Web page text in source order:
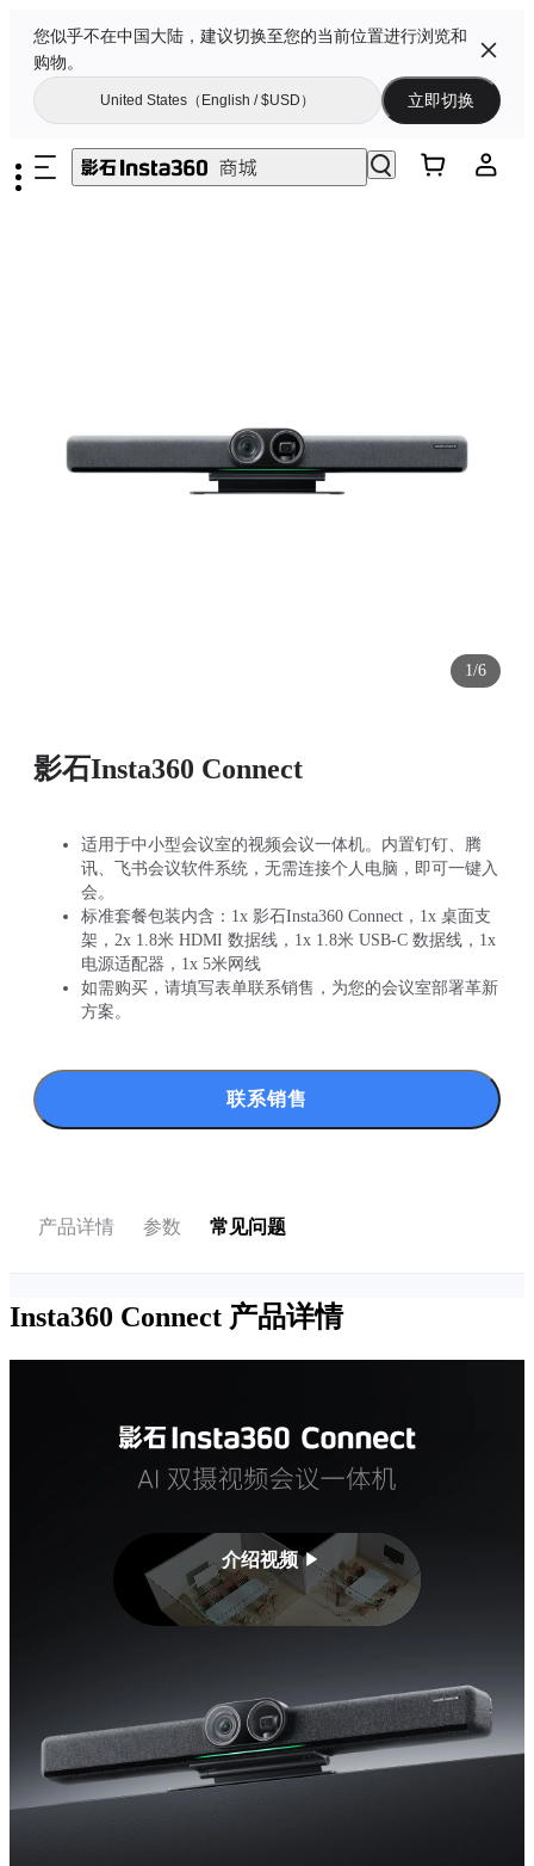
您似乎不在中国大陆，建议切换至您的当前位置进行浏览和
购物。
United States（English / $USD） 立即切换
1/6
影石Insta360 Connect
适用于中小型会议室的视频会议一体机。内置钉钉、腾
讯、飞书会议软件系统，无需连接个人电脑，即可一键入
会。
标准套餐包装内含：1x 影石Insta360 Connect，1x 桌面支
架，2x 1.8米 HDMI 数据线，1x 1.8米 USB-C 数据线，1x
电源适配器，1x 5米网线
如需购买，请填写表单联系销售，为您的会议室部署革新
方案。
联系销售
产品详情 参数 常见问题
Insta360 Connect 产品详情
介绍视频